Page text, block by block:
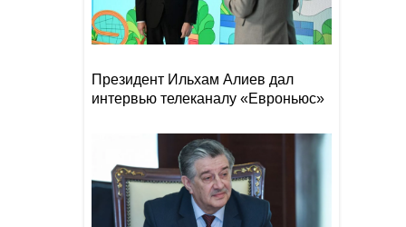
Президент Ильхам Алиев дал
интервью телеканалу «Евроньюс»